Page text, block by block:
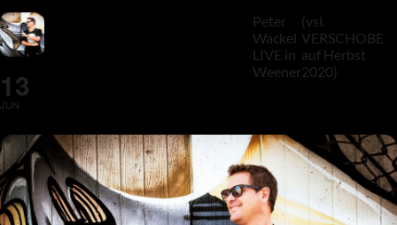
13
JUN
Peter
Wackel
LIVE in
Weener
(vsl.
VERSCHOBEN
auf Herbst
2020)